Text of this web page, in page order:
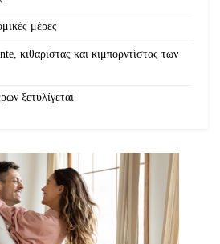
μέρες
κιθαρίστας και κιμπορντίστας των
ξετυλίγεται